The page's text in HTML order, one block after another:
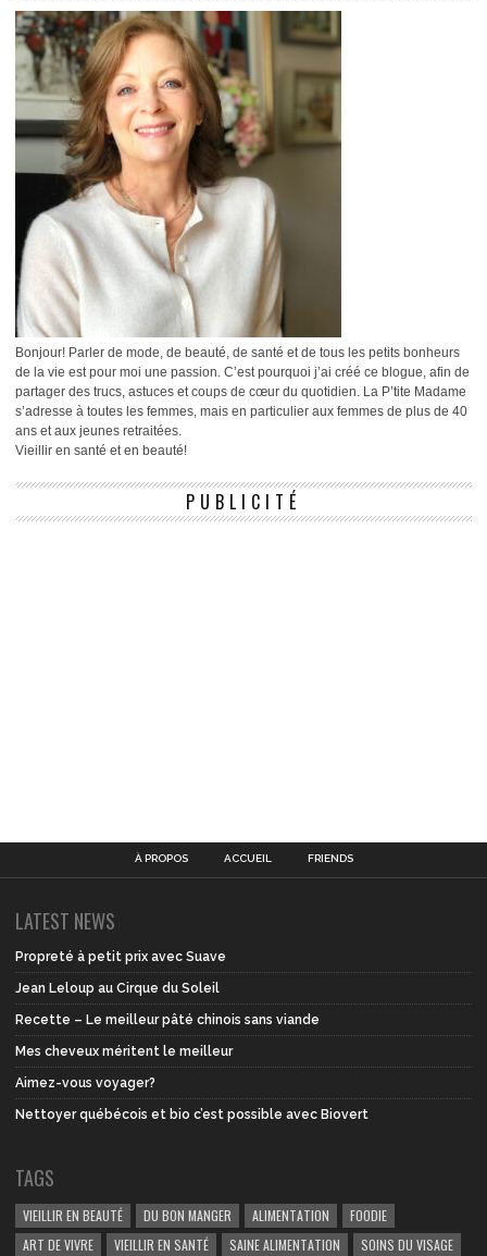
Bonjour! Parler de mode, de beauté, de santé et de tous les petits bonheurs
de la vie est pour moi une passion. C’est pourquoi j’ai créé ce blogue, afin de
partager des trucs, astuces et coups de cœur du quotidien. La P’tite Madame
s’adresse à toutes les femmes, mais en particulier aux femmes de plus de 40
ans et aux jeunes retraitées.
Vieillir en santé et en beauté!
PUBLICITÉ
À PROPOS ACCUEIL FRIENDS
LATEST NEWS
Propreté à petit prix avec Suave
Jean Leloup au Cirque du Soleil
Recette – Le meilleur pâté chinois sans viande
Mes cheveux méritent le meilleur
Aimez-vous voyager?
Nettoyer québécois et bio c’est possible avec Biovert
TAGS
VIEILLIR EN BEAUTÉ DU BON MANGER ALIMENTATION
FOODIE
ART DE VIVRE
VIEILLIR EN SANTÉ SAINE ALIMENTATION SOINS DU VISAGE